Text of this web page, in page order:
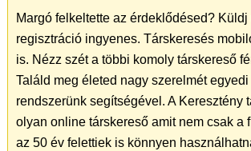
Margó felkeltette az érdeklődésed? Küldj
regisztráció ingyenes. Társkeresés
is. Nézz szét a többi komoly társkereső
Találd meg életed nagy szerelmét
rendszerünk segítségével. A Keresztény
olyan online társkereső amit nem csak a
az 50 év felettiek is könnyen